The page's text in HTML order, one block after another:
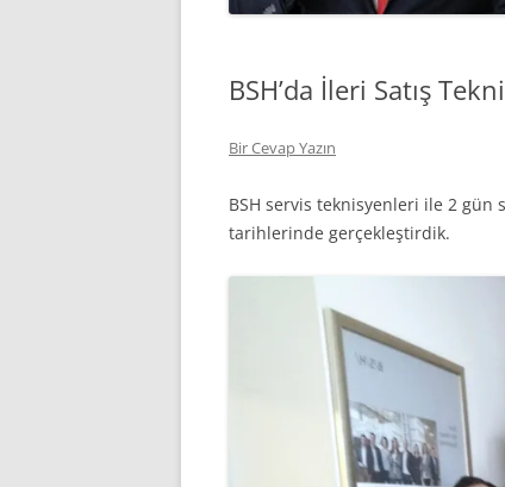
BSH’da İleri Satış
Bir Cevap Yazın
BSH servis teknisyenleri ile 2 gün
tarihlerinde gerçekleştirdik.